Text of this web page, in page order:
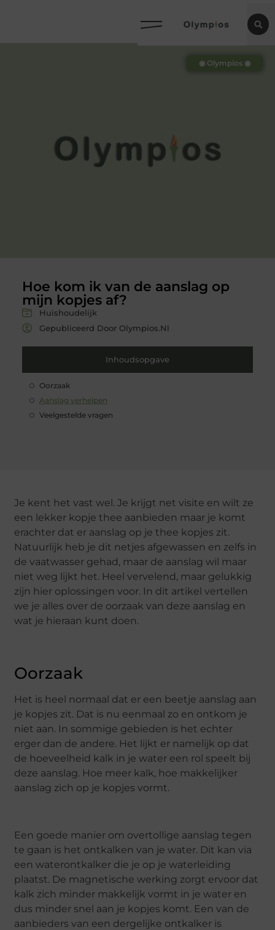
Hoe kom ik van de aanslag op
mijn kopjes af?
Huishoudelijk
Gepubliceerd Door Olympios.nl
Inhoudsopgave
Oorzaak
Aanslag verhelpen
Veelgestelde vragen
◉ Olympios ◉
Je kent het vast wel. Je krijgt net visite en wilt ze
een lekker kopje thee aanbieden maar je komt
erachter dat er aanslag op je thee kopjes zit.
Natuurlijk heb je dit netjes afgewassen en zelfs in
de vaatwasser gehad, maar de aanslag wil maar
niet weg lijkt het. Heel vervelend, maar gelukkig
zijn hier oplossingen voor. In dit artikel vertellen
we je alles over de oorzaak van deze aanslag en
wat je hieraan kunt doen.
Oorzaak
Het is heel normaal dat er een beetje aanslag aan
je kopjes zit. Dat is nu eenmaal zo en ontkom je
niet aan. In sommige gebieden is het echter
erger dan de andere. Het lijkt er namelijk op dat
de hoeveelheid kalk in je water een rol speelt bij
deze aanslag. Hoe meer kalk, hoe makkelijker
aanslag zich op je kopjes vormt.
Een goede manier om overtollige aanslag tegen
te gaan is het ontkalken van je water. Dit kan via
een waterontkalker die je op je waterleiding
plaatst. De magnetische werking zorgt ervoor dat
kalk zich minder makkelijk vormt in je water en
dus minder snel aan je kopjes komt. Een van de
aanbieders van een dergelijke ontkalker is